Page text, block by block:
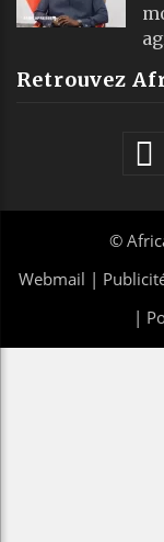
Retrouvez
©
Webmail |
|